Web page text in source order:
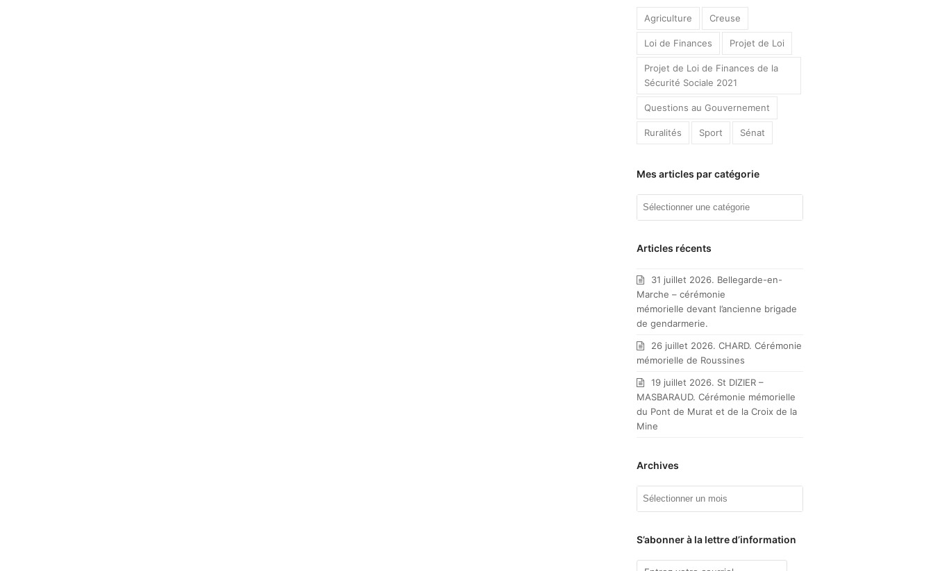
Agriculture Creuse
Loi de Finances Projet de Loi
Projet de Loi de Finances de la
Sécurité Sociale 2021
Questions au Gouvernement
Ruralités Sport Sénat
Mes articles par catégorie
Mes
catégorie
Articles récents
31 juillet 2026. Bellegarde-en-
Marche – cérémonie
mémorielle devant l’ancienne brigade
de gendarmerie.
26 juillet 2026. CHARD. Cérémonie
mémorielle de Roussines
19 juillet 2026. St DIZIER –
MASBARAUD. Cérémonie mémorielle
du Pont de Murat et de la Croix de la
Mine
Archives
S’abonner à la lettre d’information